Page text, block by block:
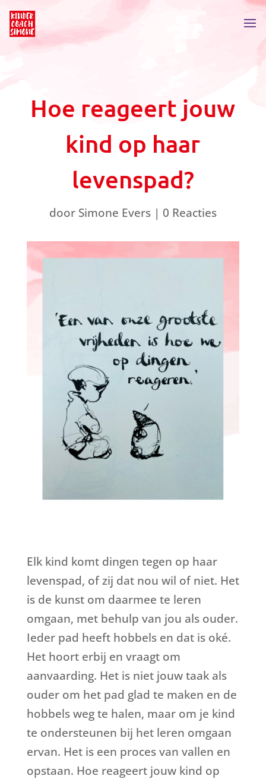
Hoe reageert jouw
kind op haar
levenspad?
door Simone Evers| 0 Reacties
Elk kind komt dingen tegen op haar
levenspad, of zij dat nou wil of niet. Het
is de kunst om daarmee te leren
omgaan, met behulp van jou als ouder.
Ieder pad heeft hobbels en dat is oké.
Het hoort erbij en vraagt om
aanvaarding. Het is niet jouw taak als
ouder om het pad glad te maken en de
hobbels weg te halen, maar om je kind
te ondersteunen bij het leren omgaan
ervan. Het is een proces van vallen en
opstaan. Hoe reageert jouw kind op